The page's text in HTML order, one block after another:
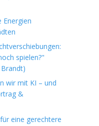
Energien
spielen?"
wir mit KI – und
&
eine gerechtere